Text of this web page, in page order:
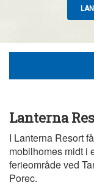
Lanterna
I Lanterna Resort
mobilhomes midt i
ferieområde ved
Porec.